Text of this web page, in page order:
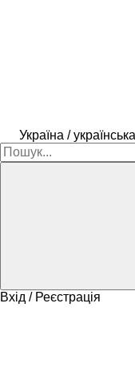
Україна / українська
Вхід / Реєстрація